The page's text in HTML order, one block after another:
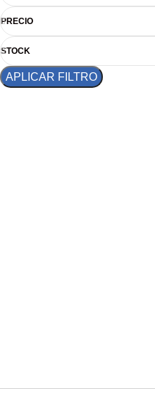
PRECIO
STOCK
APLICAR FILTRO